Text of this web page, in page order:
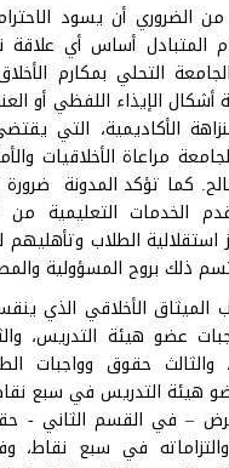
الضروري أن يسود
المتبادل أساس أي
التحلي بمكارم
أشكال الإيذاء اللفظي أو
الأكاديمية، التي
مراعاة الأخلاقيات
كما تؤكد المدونة ضرورة
الخدمات التعليمية من
استقلالية الطلاب
ذلك بروح المسؤولية
الميثاق الأخلاقي الذي
عضو هيئة التدريس،
والثالث حقوق وواجبات
هيئة التدريس في سبع
– في القسم الثاني -
في سبع نقاط،